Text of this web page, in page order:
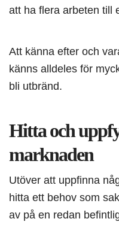
att ha flera arbeten till
Att känna efter och
känns alldeles för
bli utbränd.
Hitta och
marknaden
Utöver att uppfinna
hitta ett behov som
av på en redan